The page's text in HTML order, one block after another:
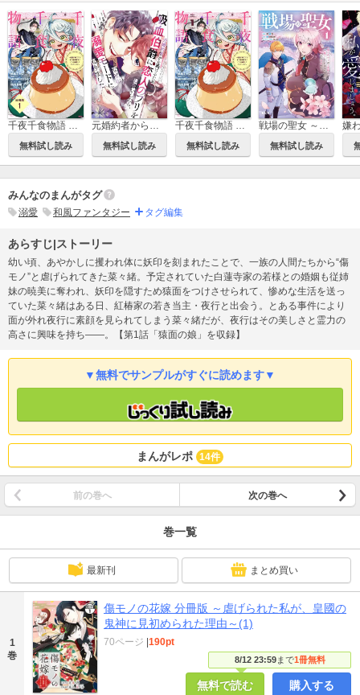
千夜千食物語 ～敗国の姫ですが氷の皇子殿下がどうも溺愛してくれています～ 分冊版
無料試し読み
元婚約者から逃げるため吸血伯爵に恋人のフリをお願いしたら、なぜか溺愛モードになりました
無料試し読み
千夜千食物語 ～敗国の姫ですが氷の皇子殿下がどうも溺愛してくれています～
無料試し読み
戦場の聖女 ～妹の代わりに公爵騎士に嫁ぐことになりましたが、今は幸せです～
無料試し読み
みんなのまんがタグ
溺愛 和風ファンタジー タグ編集
あらすじ|ストーリー
幼い頃、あやかしに攫われ体に妖印を刻まれたことで、一族の人間たちから“傷
モノ”と虐げられてきた菜々緒。予定されていた白蓮寺家の若様との婚姻も従姉
妹の暁美に奪われ、妖印を隠すため猿面をつけさせられて、惨めな生活を送っ
ていた菜々緒はある日、紅椿家の若き当主・夜行と出会う。とある事件により
面が外れ夜行に素顔を見られてしまう菜々緒だが、夜行はその美しさと霊力の
高さに興味を持ち――。【第1話「猿面の娘」を収録】
▼無料でサンプルがすぐに読めます▼
まんがレポ 14件
前の巻へ 次の巻へ
巻一覧
最新刊 まとめ買い
1
巻
傷モノの花嫁 分冊版 ～虐げられた私が、皇國の
鬼神に見初められた理由～(1)
8/12 23:59まで1冊無料
70ページ 190pt
無料で読む 購入する